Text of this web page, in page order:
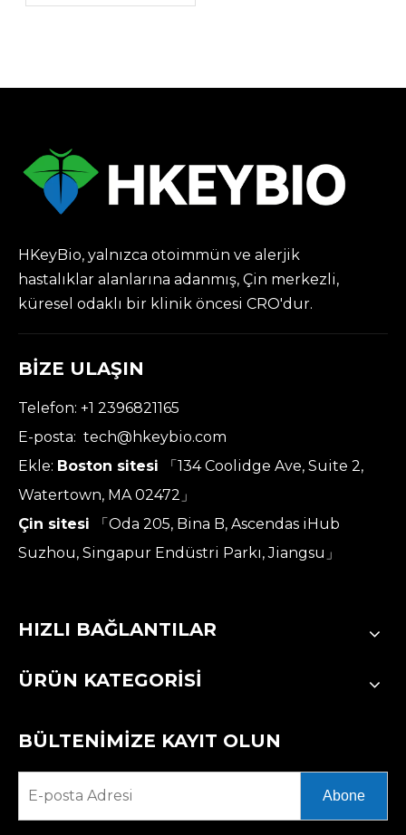
Maymun Kıtlığı
HKeyBio, yalnızca otoimmün ve alerjik
hastalıklar alanlarına adanmış, Çin merkezli,
küresel odaklı bir klinik öncesi CRO'dur.
BİZE ULAŞIN
Telefon: +1 2396821165
E-posta: tech@hkeybio.com
Ekle: Boston sitesi
「134 Coolidge Ave, Suite 2,
Watertown, MA 02472」
Çin sitesi
「Oda 205, Bina B, Ascendas iHub
Suzhou, Singapur Endüstri Parkı, Jiangsu」
HIZLI BAĞLANTILAR
ÜRÜN KATEGORİSİ
BÜLTENİMİZE KAYIT OLUN
Abone